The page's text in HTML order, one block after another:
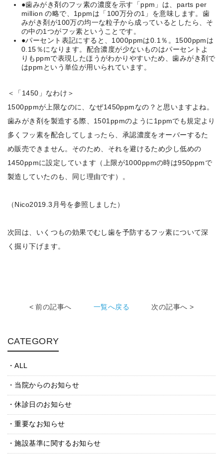
●歯みがき剤のフッ素の濃度を示す「ppm」は、parts per
million の略で、1ppmは「100万分の1」を意味します。歯
みがき剤が100万の均一な粒子から成っているとしたら、そ
の中の1つがフッ素ということです。
●パーセント表記にすると、1000ppmは0.1％。1500ppmは
0.15％になります。配合濃度が少ないものはパーセントよ
りもppmで表現したほうがわかりやすいため、歯みがき剤で
はppmという単位が用いられています。
＜「1450」なわけ＞
1500ppmが上限なのに、なぜ1450ppmなの？と思いますよね。
歯みがき剤を製造する際、1501ppmのように1ppmでも規定より
多くフッ素を配合してしまったら、承認濃度をオーバーするた
め販売できません。そのため、それを避けるため少し低めの
1450ppmに設定しています（上限が1000ppmの時は950ppmで
製造していたのも、同じ理由です）。
（Nico2019.3月号を参照しました）
次回は、いくつもの効果でむし歯を予防するフッ素について深
く掘り下げます。
< 前の記事へ 一覧へ戻る 次の記事へ >
CATEGORY
ALL
当院からのお知らせ
休診日のお知らせ
重要なお知らせ
施設基準に関するお知らせ